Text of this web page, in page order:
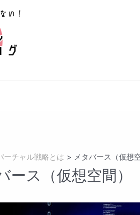
ーチャル戦略とは メタバース（仮想空
ース（仮想空間）